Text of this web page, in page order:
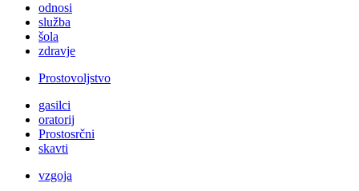
odnosi
služba
šola
zdravje
Prostovoljstvo
gasilci
oratorij
Prostosrčni
skavti
vzgoja